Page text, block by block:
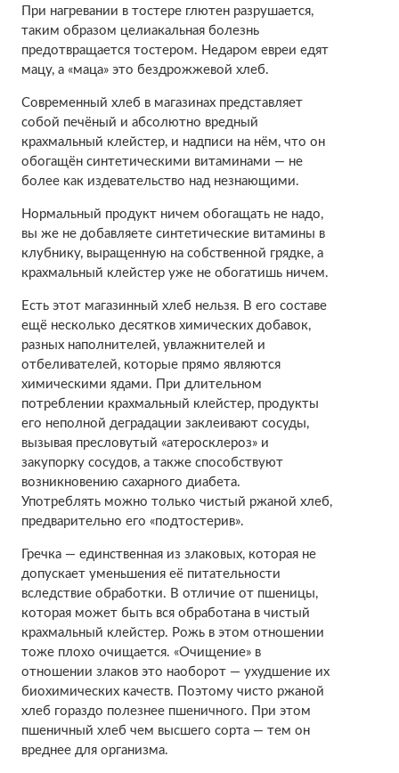
При нагревании в тостере глютен разрушается,
таким образом целиакальная болезнь
предотвращается тостером. Недаром евреи едят
мацу, а «маца» это бездрожжевой хлеб.
Современный хлеб в магазинах представляет
собой печёный и абсолютно вредный
крахмальный клейстер, и надписи на нём, что он
обогащён синтетическими витаминами — не
более как издевательство над незнающими.
Нормальный продукт ничем обогащать не надо,
вы же не добавляете синтетические витамины в
клубнику, выращенную на собственной грядке, а
крахмальный клейстер уже не обогатишь ничем.
Есть этот магазинный хлеб нельзя. В его составе
ещё несколько десятков химических добавок,
разных наполнителей, увлажнителей и
отбеливателей, которые прямо являются
химическими ядами. При длительном
потреблении крахмальный клейстер, продукты
его неполной деградации заклеивают сосуды,
вызывая пресловутый «атеросклероз» и
закупорку сосудов, а также способствуют
возникновению сахарного диабета.
Употреблять можно только чистый ржаной хлеб,
предварительно его «подтостерив».
Гречка — единственная из злаковых, которая не
допускает уменьшения её питательности
вследствие обработки. В отличие от пшеницы,
которая может быть вся обработана в чистый
крахмальный клейстер. Рожь в этом отношении
тоже плохо очищается. «Очищение» в
отношении злаков это наоборот — ухудшение их
биохимических качеств. Поэтому чисто ржаной
хлеб гораздо полезнее пшеничного. При этом
пшеничный хлеб чем высшего сорта — тем он
вреднее для организма.